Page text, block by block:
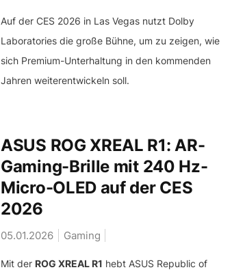
Auf der CES 2026 in Las Vegas nutzt Dolby
Laboratories die große Bühne, um zu zeigen, wie
sich Premium-Unterhaltung in den kommenden
Jahren weiterentwickeln soll.
ASUS ROG XREAL R1: AR-
Gaming-Brille mit 240 Hz-
Micro-OLED auf der CES
2026
05.01.2026 Gaming
Mit der ROG XREAL R1 hebt ASUS Republic of